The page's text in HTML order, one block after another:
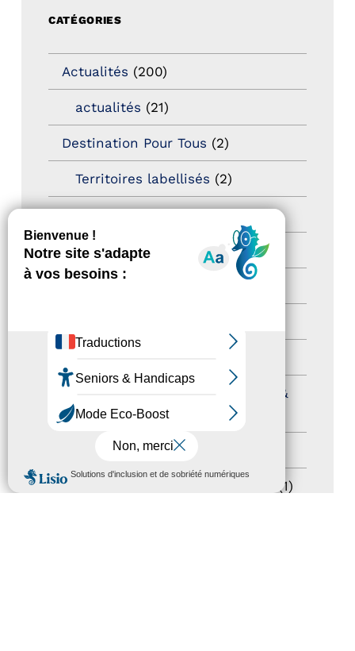
MENU
CATÉGORIES
Actualités (200)
actualités (21)
Destination Pour Tous (2)
Territoires labellisés (2)
Newsetter(6)
Newsletter pro
Journées nationales Tourisme &
Handicap(5)
Salons(11)
(1)